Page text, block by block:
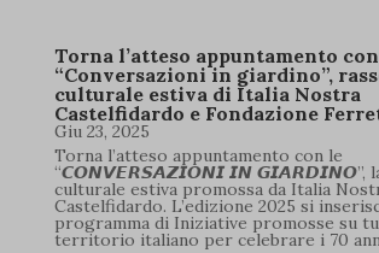
Torna l’atteso appuntamento
“Conversazioni in giardino”,
culturale estiva di Italia Nostra
Castelfidardo e Fondazione
Giu 23, 2025
Torna l’atteso appuntamento con le
“𝘾𝙊𝙉𝙑𝙀𝙍𝙎𝘼𝙕𝙄𝙊𝙉𝙄 𝙄𝙉 𝙂𝙄𝘼𝙍𝘿𝙄𝙉𝙊”, la
culturale estiva promossa da Italia
Castelfidardo. L’edizione 2025 si
programma di Iniziative promosse su
territorio italiano per celebrare i 70